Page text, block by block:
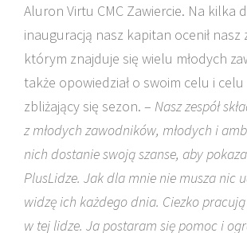
Aluron Virtu CMC Zawiercie. Na kilka
inauguracją nasz kapitan ocenił nasz
którym znajduje się wielu młodych
także opowiedział o swoim celu i
zbliżający się sezon. – Nasz zespół
z młodych zawodników, młodych i
nich dostanie swoją szanse, aby
PlusLidze. Jak dla mnie nie musza nic
widzę ich każdego dnia. Ciezko
w tej lidze. Ja postaram się pomoc i